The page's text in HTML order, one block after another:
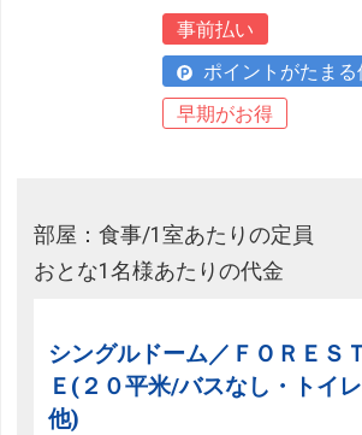
事前払い
ポイントがたまる
早期がお得
部屋：食事/1室あたりの定員
おとな1名様あたりの代金
シングルドーム／ＦＯＲＥＳ
Ｅ(２０平米/バスなし・トイ
他)